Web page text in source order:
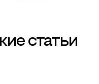
статьи